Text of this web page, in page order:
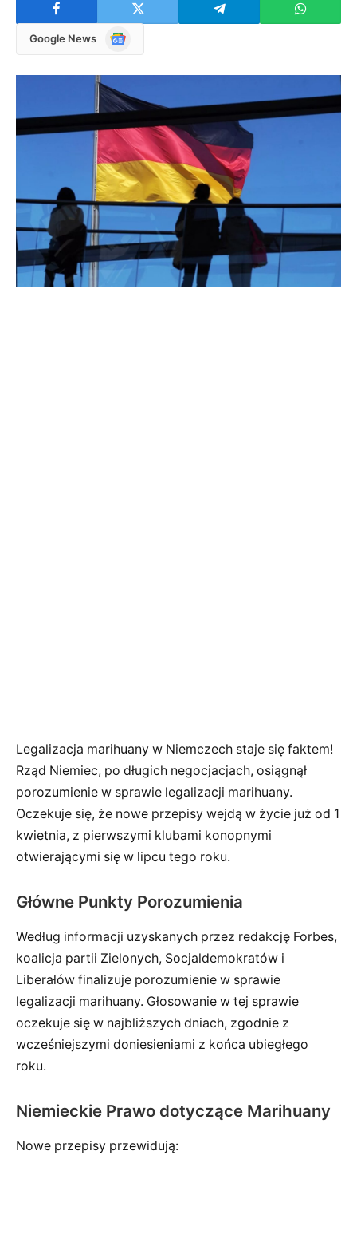
Google News
Google
Legalizacja marihuany w Niemczech staje się faktem!
Rząd Niemiec, po długich negocjacjach, osiągnął
porozumienie w sprawie legalizacji marihuany.
Oczekuje się, że nowe przepisy wejdą w życie już od 1
kwietnia, z pierwszymi klubami konopnymi
otwierającymi się w lipcu tego roku.
Główne Punkty Porozumienia
Według informacji uzyskanych przez redakcję Forbes,
koalicja partii Zielonych, Socjaldemokratów i
Liberałów finalizuje porozumienie w sprawie
legalizacji marihuany. Głosowanie w tej sprawie
oczekuje się w najbliższych dniach, zgodnie z
wcześniejszymi doniesieniami z końca ubiegłego
roku.
Niemieckie Prawo dotyczące Marihuany
Nowe przepisy przewidują: